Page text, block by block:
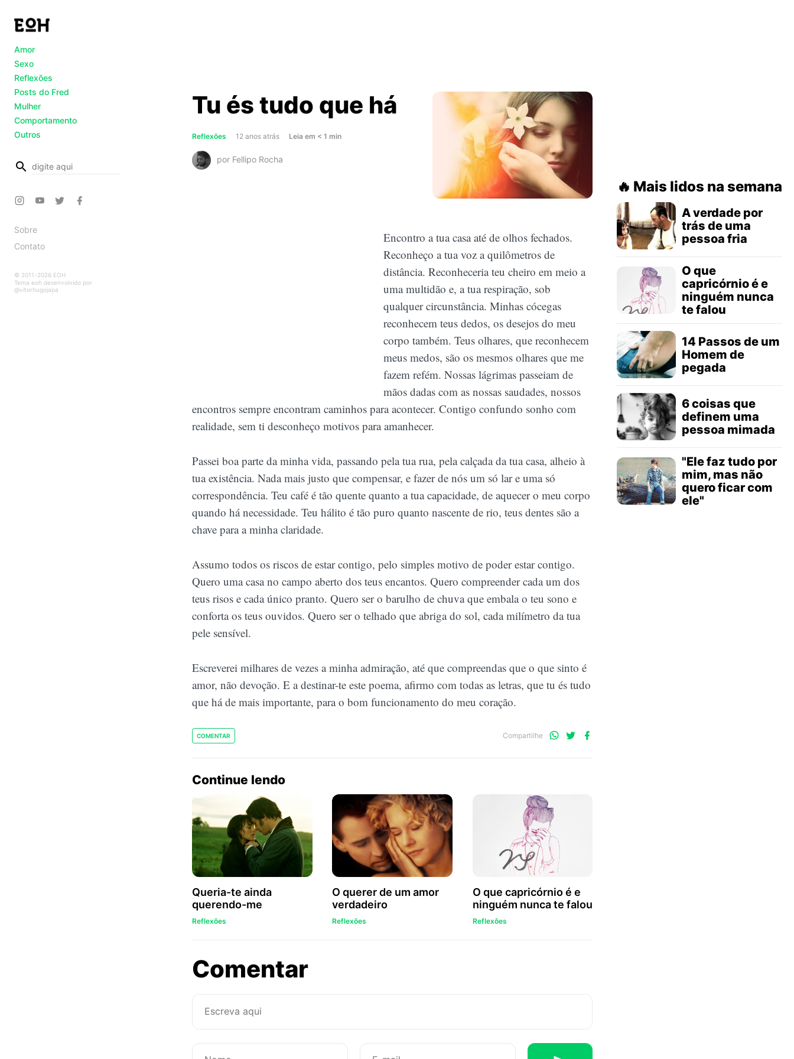
Amor
Sexo
Reflexões
Posts do Fred
Mulher
Comportamento
Outros
busca
Sobre
Contato
© 2011-2026 EOH
Tema eoh desenvolvido por
@vitorhugojapa
Tu és tudo que há
Reflexões 12 anos atrás Leiaabout
em < 1 min
por Fellipo Rocha
Encontro a tua casa até de olhos fechados.
Reconheço a tua voz a quilômetros de
distância. Reconheceria teu cheiro em meio a
uma multidão e, a tua respiração, sob
qualquer circunstância. Minhas cócegas
reconhecem teus dedos, os desejos do meu
corpo também. Teus olhares, que reconhecem
meus medos, são os mesmos olhares que me
fazem refém. Nossas lágrimas passeiam de
mãos dadas com as nossas saudades, nossos
encontros sempre encontram caminhos para acontecer. Contigo confundo sonho com
realidade, sem ti desconheço motivos para amanhecer.
Passei boa parte da minha vida, passando pela tua rua, pela calçada da tua casa, alheio à
tua existência. Nada mais justo que compensar, e fazer de nós um só lar e uma só
correspondência. Teu café é tão quente quanto a tua capacidade, de aquecer o meu corpo
quando há necessidade. Teu hálito é tão puro quanto nascente de rio, teus dentes são a
chave para a minha claridade.
Assumo todos os riscos de estar contigo, pelo simples motivo de poder estar contigo.
Quero uma casa no campo aberto dos teus encantos. Quero compreender cada um dos
teus risos e cada único pranto. Quero ser o barulho de chuva que embala o teu sono e
conforta os teus ouvidos. Quero ser o telhado que abriga do sol, cada milímetro da tua
pele sensível.
Escreverei milhares de vezes a minha admiração, até que compreendas que o que sinto é
amor, não devoção. E a destinar-te este poema, afirmo com todas as letras, que tu és tudo
que há de mais importante, para o bom funcionamento do meu coração.
COMENTAR Compartilhe
Compartilhe
Compartilhe
Continue lendo
Queria-te ainda
querendo-me
Reflexões
O querer de um amor
verdadeiro
Reflexões
O que capricórnio é e
ninguém nunca te falou
Reflexões
Comentarsobre
Mais lidos na semana
A verdade por
trás de uma
pessoa fria
O que
capricórnio é e
ninguém nunca
te falou
14 Passos de um
Homem de
pegada
6 coisas que
definem uma
pessoa mimada
"Ele faz tudo por
mim, mas não
quero ficar com
ele"